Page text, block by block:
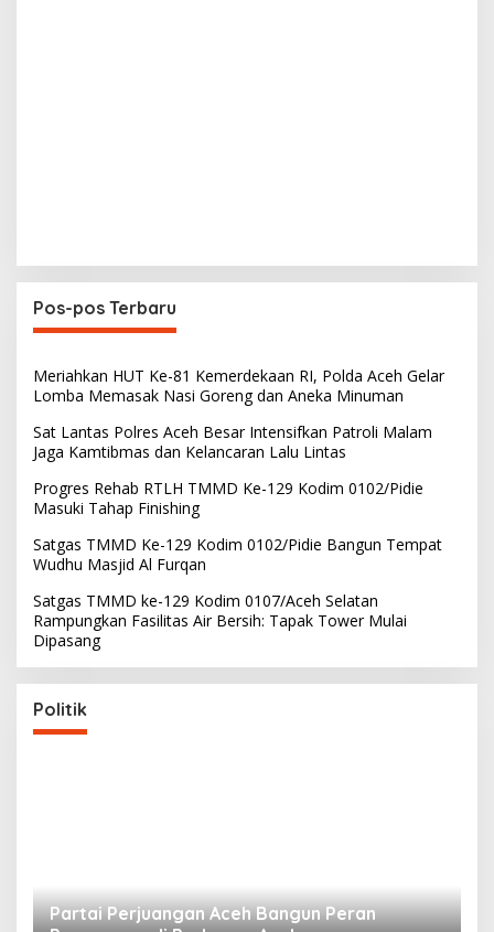
Pos-pos Terbaru
Meriahkan HUT Ke-81 Kemerdekaan RI, Polda Aceh Gelar
Lomba Memasak Nasi Goreng dan Aneka Minuman
Sat Lantas Polres Aceh Besar Intensifkan Patroli Malam
Jaga Kamtibmas dan Kelancaran Lalu Lintas
Progres Rehab RTLH TMMD Ke-129 Kodim 0102/Pidie
Masuki Tahap Finishing
Satgas TMMD Ke-129 Kodim 0102/Pidie Bangun Tempat
Wudhu Masjid Al Furqan
Satgas TMMD ke-129 Kodim 0107/Aceh Selatan
Rampungkan Fasilitas Air Bersih: Tapak Tower Mulai
Dipasang
Politik
Partai Perjuangan Aceh Bangun Peran